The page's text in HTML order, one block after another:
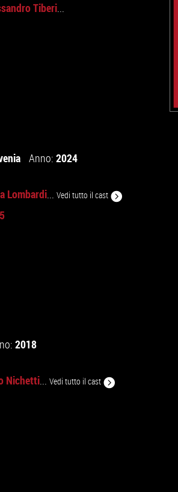
Tiberi...
Anno: 2024
Lombardi... Vedi tutto il cast
2018
Nichetti... Vedi tutto il cast